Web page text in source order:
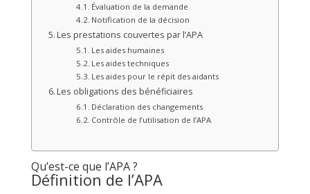
Évaluation de la demande
Notification de la décision
Les prestations couvertes par l’APA
Les aides humaines
Les aides techniques
Les aides pour le répit des aidants
Les obligations des bénéficiaires
Déclaration des changements
Contrôle de l’utilisation de l’APA
Qu’est-ce que l’APA ?
Définition de l’APA